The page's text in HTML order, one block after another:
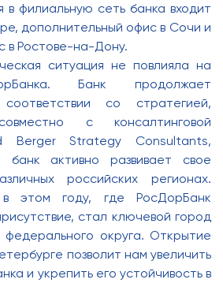
филиальную сеть банка входит
дополнительный офис в Сочи и
в Ростове-на-Дону.
ситуация не повлияла на
Банк продолжает
со стратегией,
с консалтинговой
Berger Strategy Consultants,
банк активно развивает свое
российских регионах.
этом году, где РосДорБанк
стал ключевой город
округа. Открытие
позволит нам увеличить
и укрепить его устойчивость в